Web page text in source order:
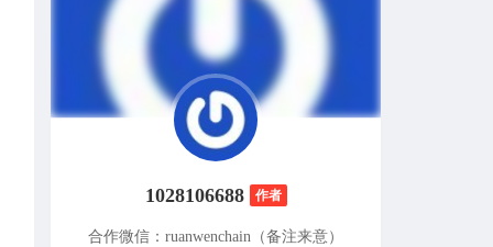
1028106688 作者
合作微信：ruanwenchain（备注来意）